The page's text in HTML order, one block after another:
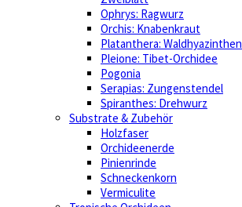
Ophrys: Ragwurz
Orchis: Knabenkraut
Platanthera: Waldhyazinthen
Pleione: Tibet-Orchidee
Pogonia
Serapias: Zungenstendel
Spiranthes: Drehwurz
Substrate & Zubehör
Holzfaser
Orchideenerde
Pinienrinde
Schneckenkorn
Vermiculite